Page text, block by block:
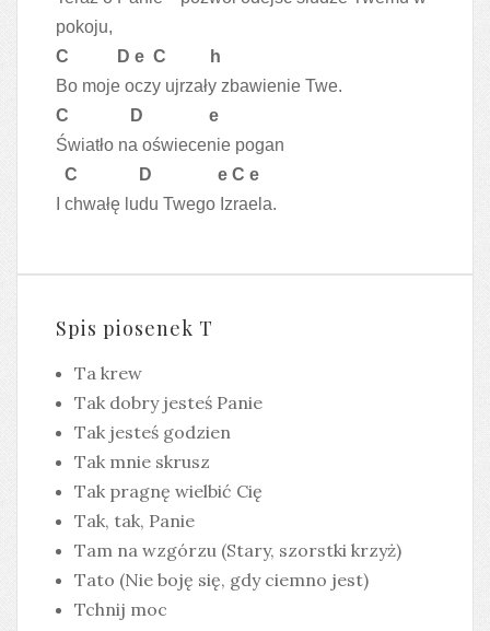
pokoju,
C D e C h
Bo moje oczy ujrzały zbawienie Twe.
C D e
Światło na oświecenie pogan
C D e C e
I chwałę ludu Twego Izraela.
Spis piosenek T
Ta krew
Tak dobry jesteś Panie
Tak jesteś godzien
Tak mnie skrusz
Tak pragnę wielbić Cię
Tak, tak, Panie
Tam na wzgórzu (Stary, szorstki krzyż)
Tato (Nie boję się, gdy ciemno jest)
Tchnij moc